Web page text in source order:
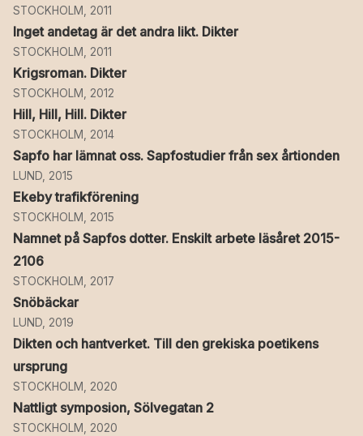
STOCKHOLM, 2011
Inget andetag är det andra likt. Dikter
STOCKHOLM, 2011
Krigsroman. Dikter
STOCKHOLM, 2012
Hill, Hill, Hill. Dikter
STOCKHOLM, 2014
Sapfo har lämnat oss. Sapfostudier från sex årtionden
LUND, 2015
Ekeby trafikförening
STOCKHOLM, 2015
Namnet på Sapfos dotter. Enskilt arbete läsåret 2015-
2106
STOCKHOLM, 2017
Snöbäckar
LUND, 2019
Dikten och hantverket. Till den grekiska poetikens
ursprung
STOCKHOLM, 2020
Nattligt symposion, Sölvegatan 2
STOCKHOLM, 2020